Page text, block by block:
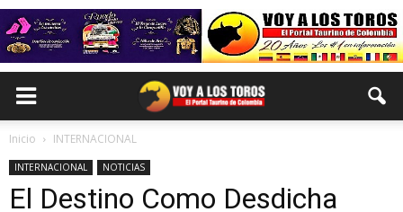
Inicio INTERNACIONAL
INTERNACIONAL NOTICIAS
El Destino Como Desdicha